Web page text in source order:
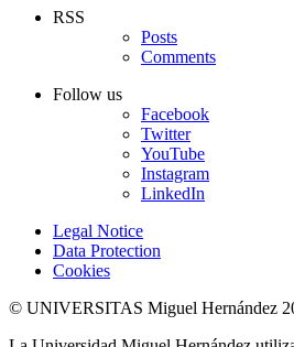
RSS
Posts
Comments
Follow us
Facebook
Twitter
YouTube
Instagram
LinkedIn
Legal Notice
Data Protection
Cookies
© UNIVERSITAS Miguel Hernández